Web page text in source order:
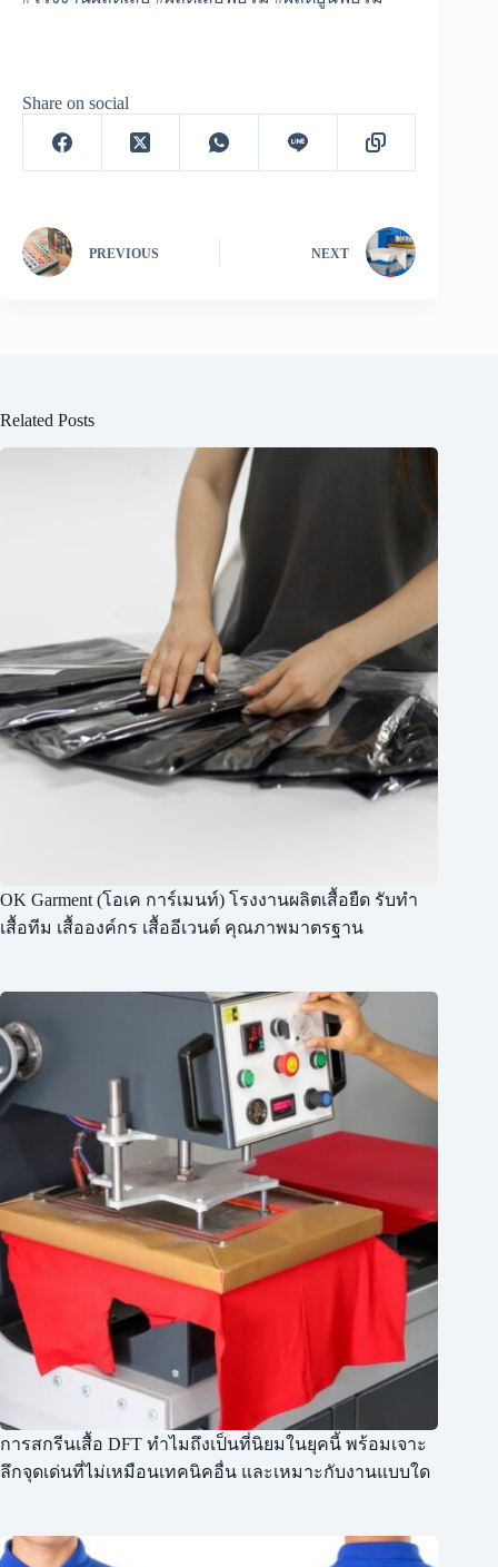
Share on social
PREVIOUS NEXT
Related Posts
OK Garment (โอเค การ์เมนท์) โรงงานผลิตเสื้อยืด รับทำ
เสื้อทีม เสื้อองค์กร เสื้ออีเวนต์ คุณภาพมาตรฐาน
การสกรีนเสื้อ DFT ทำไมถึงเป็นที่นิยมในยุคนี้ พร้อมเจาะ
ลึกจุดเด่นที่ไม่เหมือนเทคนิคอื่น และเหมาะกับงานแบบใด